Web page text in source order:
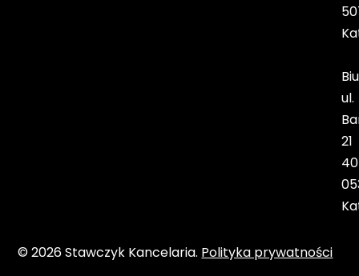
ul.
21
© 2026 Stawczyk Kancelaria. Polityka prywatności